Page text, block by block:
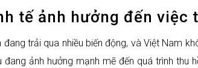
tế ảnh hưởng đến việc
đang trải qua nhiều biến động, và Việt Nam
đang ảnh hưởng mạnh mẽ đến quá trình